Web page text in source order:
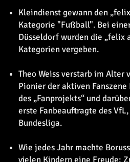
Kleindienst gewann den
Kategorie "Fußball". Bei
Düsseldorf wurden die „felix
Kategorien vergeben.
Theo Weiss verstarb im Alter
Pionier der aktiven
des „Fanprojekts“ und
erste Fanbeauftragte des
Bundesliga.
Wie jedes Jahr machte
vielen Kindern eine Freude: